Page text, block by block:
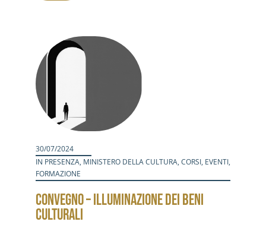
30/07/2024
IN PRESENZA, MINISTERO DELLA CULTURA, CORSI, EVENTI,
FORMAZIONE
CONVEGNO – ILLUMINAZIONE DEI BENI
CULTURALI